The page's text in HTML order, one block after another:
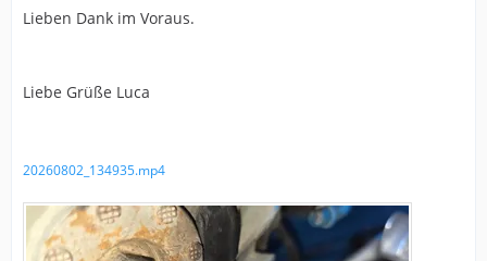
Lieben Dank im Voraus.
Liebe Grüße Luca
20260802_134935.mp4